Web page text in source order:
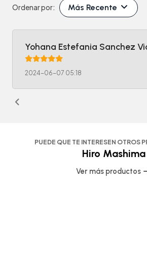
Ordenar por: Más Recente
Yohana Estefania Sanchez
2024-06-07 05:18
PUEDE QUE TE INTERESEN OTROS
Hiro Mashima
Ver más productos